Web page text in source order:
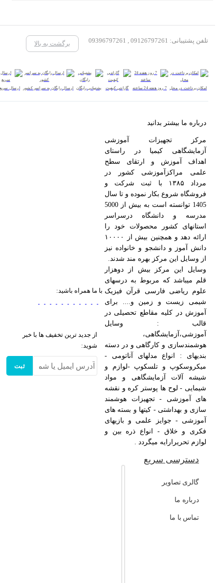
تلفن پشتیبانی: 09126797261 , 09396797261 برگشت به بالا
امکان پرداخت در محل 7 روز هفته 24 ساعته گارانتی کیفیت پشتیبانی رایگان ارسال رایگان به سراسر کشور ارسال سریع
درباره ما بیشتر بدانید
مرکز تجهیزات آموزشی
آزمایشگاهی کیمیا در راستای
اهداف آموزش و ارتقای سطح
علمی مراکزآموزشی کشور در
مرداد ۱۳۸۵ با ثبت شرکت و
فروشگاه شروع بکار نموده و تا سال
1405 توانسته است به بیش از 5000
مدرسه و دانشگاه درسراسر
استانهای کشور محصولات خود را
ارائه دهد و همچنین بیش از ۱۰۰۰۰
دانش آموز و دانشجو و خانواده نیز
از وسایل این مرکز بهره مند شدند.
وسایل این مرکز بیش از دوهزار
قلم میباشد که مربوط به درسهای
علوم ریاضی فارسی قرآن فیزیک
شیمی زیست و زمین و.... برای
آموزش در کلیه مقاطع تحصیلی در
قالب : وسایل
آموزشی،آزمایشگاهی،
هوشمندسازی و کارگاهی و در دسته
بندیهای : انواع مدلهای آناتومی -
میکروسکوپ و تلسکوپ -لوازم و
شیشه آلات آزمایشگاهی و مواد
شیمایی - لوح ها پوستر کره و نقشه
های آموزشی - تجهیزات هوشمند
سازی و بهداشتی - کیتها و بسته های
آموزشی - جوایز علمی و بازیهای
فکری و خلاق - انواع ذره بین و
لوازم تحریرارایه میگردد .
دسترسی سریع
گالری تصاویر
درباره ما
تماس با ما
با ما همراه باشید:
از جدید ترین تخفیف ها با خبر
شوید:
ثبت